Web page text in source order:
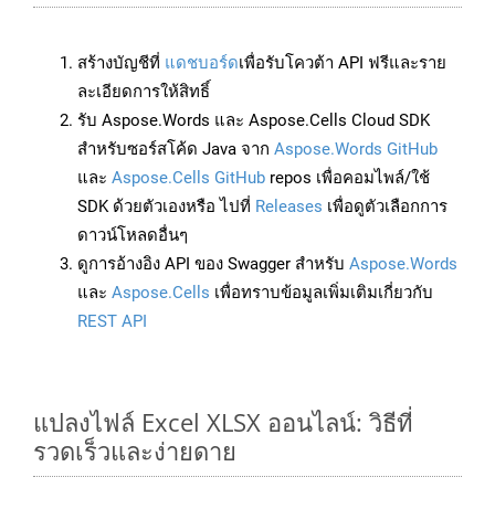
สร้างบัญชีที่ แดชบอร์ดเพื่อรับโควต้า API ฟรีและราย
ละเอียดการให้สิทธิ์
รับ Aspose.Words และ Aspose.Cells Cloud SDK
สำหรับซอร์สโค้ด Java จาก Aspose.Words GitHub
และ Aspose.Cells GitHub repos เพื่อคอมไพล์/ใช้
SDK ด้วยตัวเองหรือ ไปที่ Releases เพื่อดูตัวเลือกการ
ดาวน์โหลดอื่นๆ
ดูการอ้างอิง API ของ Swagger สำหรับ Aspose.Words
และ Aspose.Cells เพื่อทราบข้อมูลเพิ่มเติมเกี่ยวกับ
REST API
แปลงไฟล์ Excel XLSX ออนไลน์: วิธีที่
รวดเร็วและง่ายดาย